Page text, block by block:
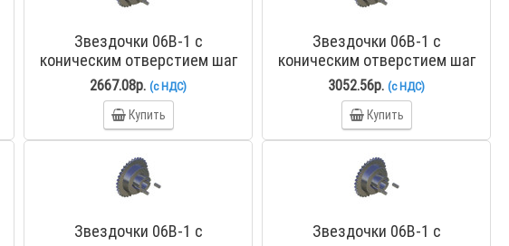
Звездочки 06B-1 с
коническим отверстием шаг
9,525 мм со ступицей PHS
06B-1TB36
2667.08р.(с НДС)
Купить
Звездочки 06B-1 с
коническим отверстием шаг
9,525 мм со ступицей PHS
06B-1TB38
3052.56р.(с НДС)
Купить
Звездочки 06B-1 с
Звездочки 06B-1 с